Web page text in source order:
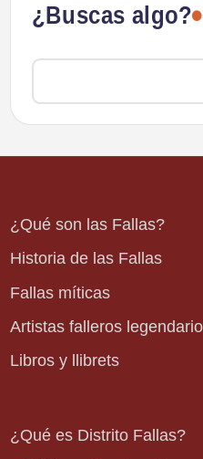
¿Buscas algo?
¿Qué son las Fallas?
Historia de las Fallas
Fallas míticas
Artistas falleros
Libros y llibrets
¿Qué es Distrito Fallas?